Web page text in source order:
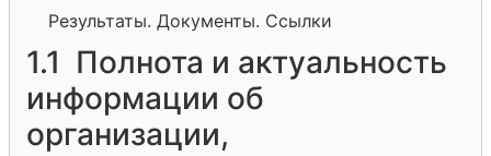
Результаты. Документы. Ссылки
1.1 Полнота и актуальность
информации об
организации,